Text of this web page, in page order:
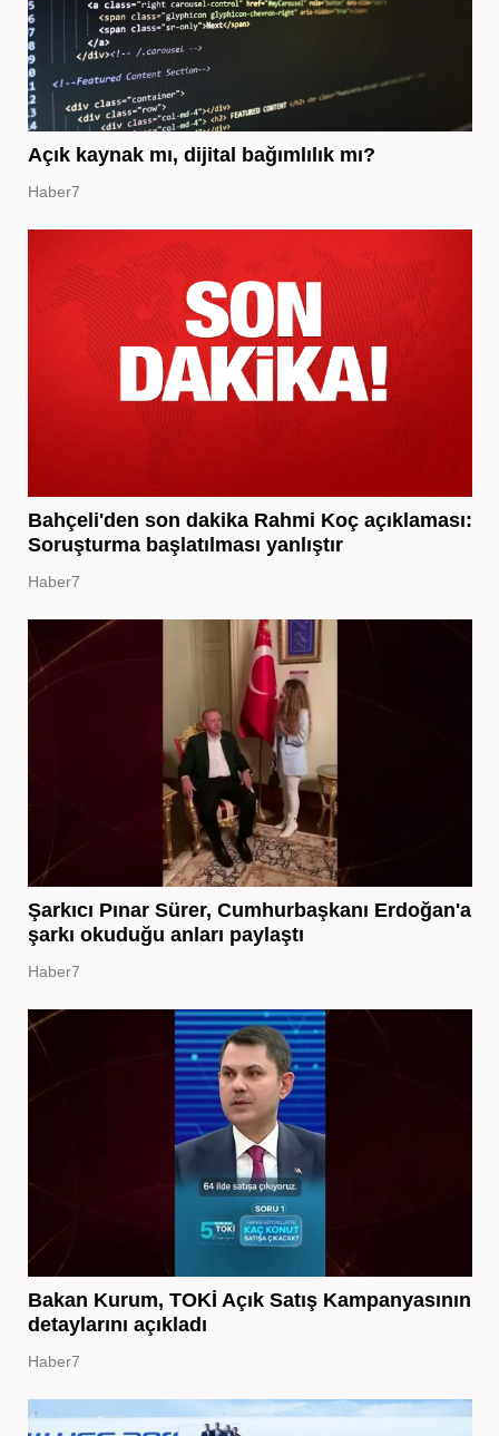
Açık kaynak mı, dijital bağımlılık mı?
Haber7
Bahçeli'den son dakika Rahmi Koç açıklaması:
Soruşturma başlatılması yanlıştır
Haber7
Şarkıcı Pınar Sürer, Cumhurbaşkanı Erdoğan'a
şarkı okuduğu anları paylaştı
Haber7
Bakan Kurum, TOKİ Açık Satış Kampanyasının
detaylarını açıkladı
Haber7